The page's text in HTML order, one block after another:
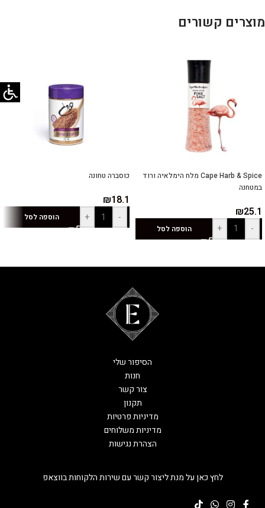
מוצרים קשורים
Cape Harb & Spice מלח הימלאיה ורוד
במטחנה
₪25.1
-
+ הוספה לסל
כוסברה טחונה
₪18.1
-
+ הוספה לסל
לחץ כאן על מנת ליצור קשר עם שירות הלקוחות בווצאפ
הסיפור שלי
חנות
צור קשר
תקנון
מדיניות פרטיות
מדיניות משלוחים
הצהרת נגישות